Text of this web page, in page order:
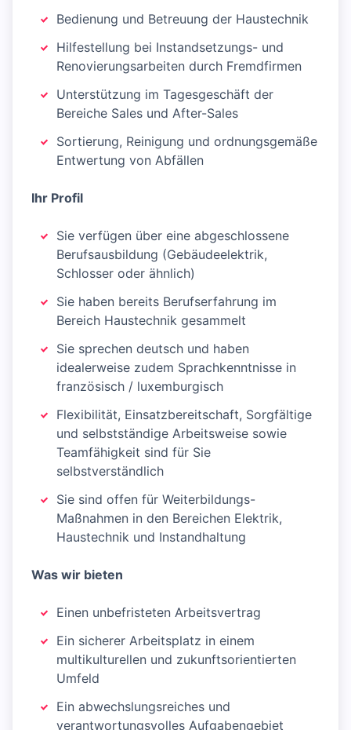
Bedienung und Betreuung der Haustechnik
Hilfestellung bei Instandsetzungs- und
Renovierungsarbeiten durch Fremdfirmen
Unterstützung im Tagesgeschäft der
Bereiche Sales und After-Sales
Sortierung, Reinigung und ordnungsgemäße
Entwertung von Abfällen
Ihr Profil
Sie verfügen über eine abgeschlossene
Berufsausbildung (Gebäudeelektrik,
Schlosser oder ähnlich)
Sie haben bereits Berufserfahrung im
Bereich Haustechnik gesammelt
Sie sprechen deutsch und haben
idealerweise zudem Sprachkenntnisse in
französisch / luxemburgisch
Flexibilität, Einsatzbereitschaft, Sorgfältige
und selbstständige Arbeitsweise sowie
Teamfähigkeit sind für Sie
selbstverständlich
Sie sind offen für Weiterbildungs-
Maßnahmen in den Bereichen Elektrik,
Haustechnik und Instandhaltung
Was wir bieten
Einen unbefristeten Arbeitsvertrag
Ein sicherer Arbeitsplatz in einem
multikulturellen und zukunftsorientierten
Umfeld
Ein abwechslungsreiches und
verantwortungsvolles Aufgabengebiet